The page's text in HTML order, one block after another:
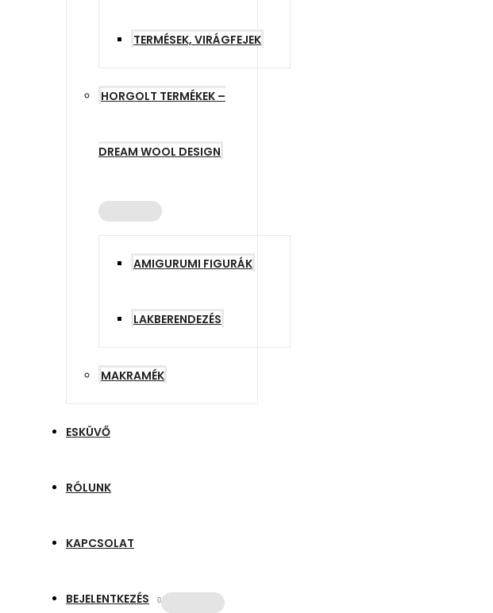
TERMÉSEK, VIRÁGFEJEK
HORGOLT TERMÉKEK –
DREAM WOOL DESIGN
AMIGURUMI FIGURÁK
LAKBERENDEZÉS
MAKRAMÉK
ESKÜVŐ
RÓLUNK
KAPCSOLAT
BEJELENTKEZÉS